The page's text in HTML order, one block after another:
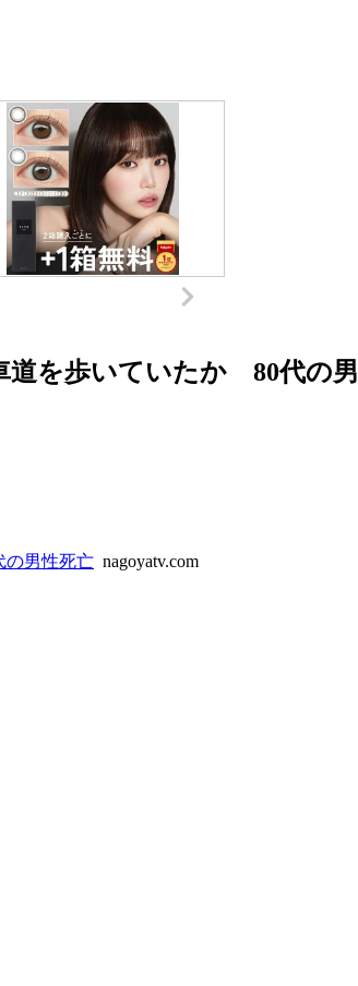
道を歩いていたか 80代の男
男性死亡 nagoyatv.com